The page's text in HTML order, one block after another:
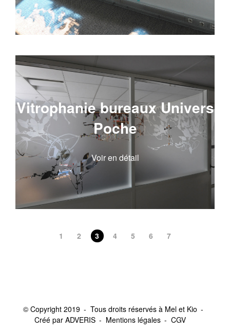
Vitrophanie bureaux Univers
Poche
Voir en détail
1 2 3 4 5 6 7
© Copyright 2019
Tous droits réservés à Mel et Kio
Créé par ADVERIS
Mentions légales CGV